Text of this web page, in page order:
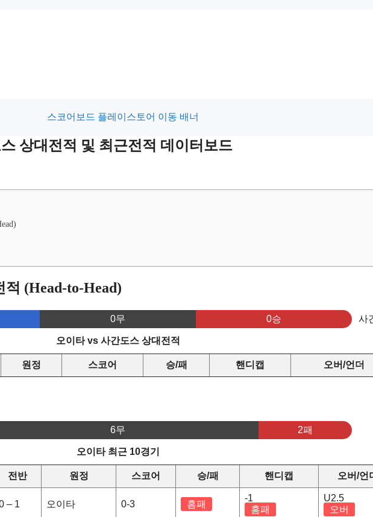
상대전적 및 최근전적 데이터보드
(Head-to-Head)
0무 0승 사
오이타 vs 사간도스 상대전적
원정 스코어 승/패 핸디캡 오버/언더
6무 2패
오이타 최근 10경기
전반 원정 스코어 승/패 핸디캡 오버/언
– 1 오이타 0-3 홈패
-1
홈패
U2.5
오버